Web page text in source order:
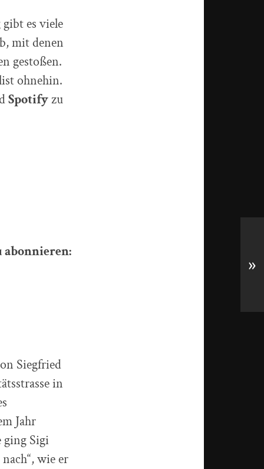
es viele
mit denen
gestoßen.
ohnehin.
Spotifyzu
abonnieren:
Siegfried
in
Jahr
ging Sigi
wie er
»